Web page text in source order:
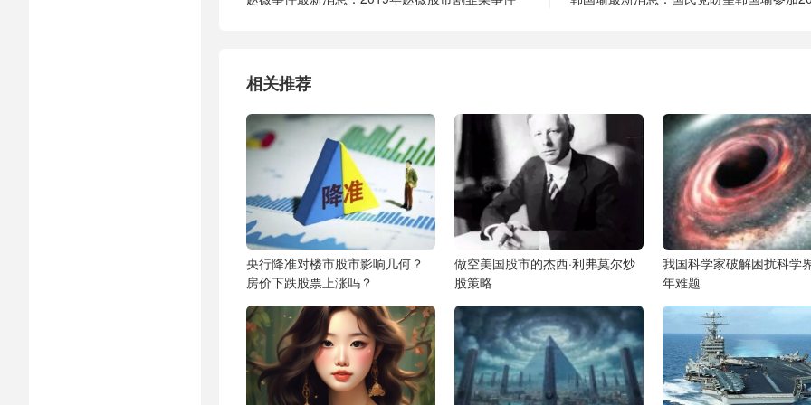
相关推荐
央行降准对楼市股市影响几何？
房价下跌股票上涨吗？
做空美国股市的杰西·利弗莫尔炒
股策略
我国科学家破解困扰科学
年难题